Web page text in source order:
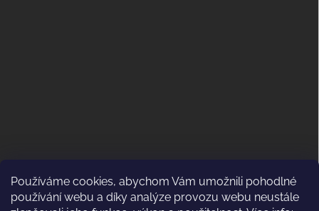
Používáme cookies, abychom Vám umožnili pohodlné
používání webu a díky analýze provozu webu neustále
ODSTOUPENÍ OD KUPNÍ SMLOUVY